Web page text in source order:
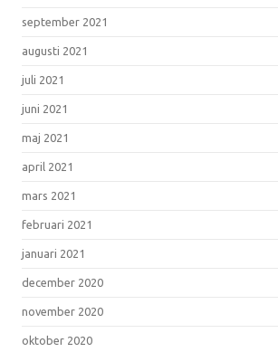
september 2021
augusti 2021
juli 2021
juni 2021
maj 2021
april 2021
mars 2021
februari 2021
januari 2021
december 2020
november 2020
oktober 2020